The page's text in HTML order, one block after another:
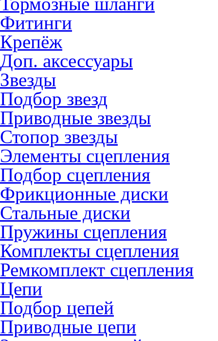
Фитинги
Крепёж
Доп. аксессуары
Звезды
Подбор звезд
Приводные звезды
Стопор звезды
Элементы сцепления
Подбор сцепления
Фрикционные диски
Стальные диски
Пружины сцепления
Комплекты сцепления
Ремкомплект сцепления
Цепи
Подбор цепей
Приводные цепи